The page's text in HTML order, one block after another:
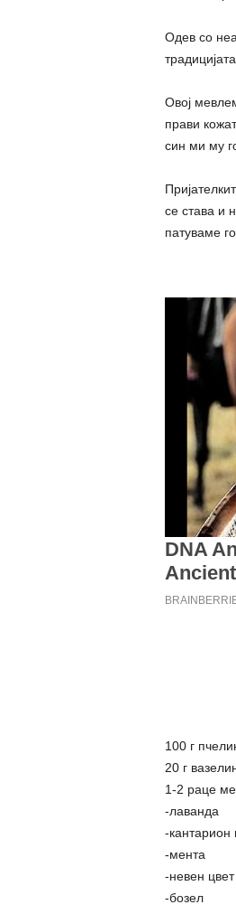
Одев со
Овој
прави
син ми му
се става и
патуваме
100 г
20 г
1-2 раце
-лаванда
-кантарион
-мента
-невен цвет
-бозел